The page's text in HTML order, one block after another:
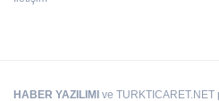
HABER YAZILIMI ve